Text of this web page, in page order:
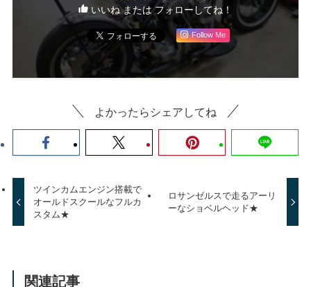
いいね または フォローしてね！
Follow Me
よかったらシェアしてね
ツインカムエンジン搭載で
オールドスクールなフルカ
スタム★
ロサンゼルスで走るアーリ
ーなショベルヘッド★
関連記事